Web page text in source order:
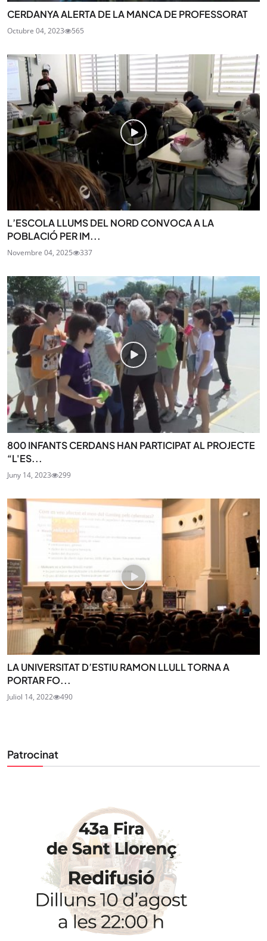
CERDANYA ALERTA DE LA MANCA DE PROFESSORAT
Octubre 04, 2023 565
L’ESCOLA LLUMS DEL NORD CONVOCA A LA
POBLACIÓ PER IM...
Novembre 04, 2025 337
800 INFANTS CERDANS HAN PARTICIPAT AL PROJECTE
“L'ES...
Juny 14, 2023 299
LA UNIVERSITAT D’ESTIU RAMON LLULL TORNA A
PORTAR FO...
Juliol 14, 2022 490
Patrocinat
Uneix-te al nostre butlletí
Tota l’actualitat, seleccionada i enviada directament
al teu correu. Subscriu-te al nostre butlletí i segueix
la informació que importa.